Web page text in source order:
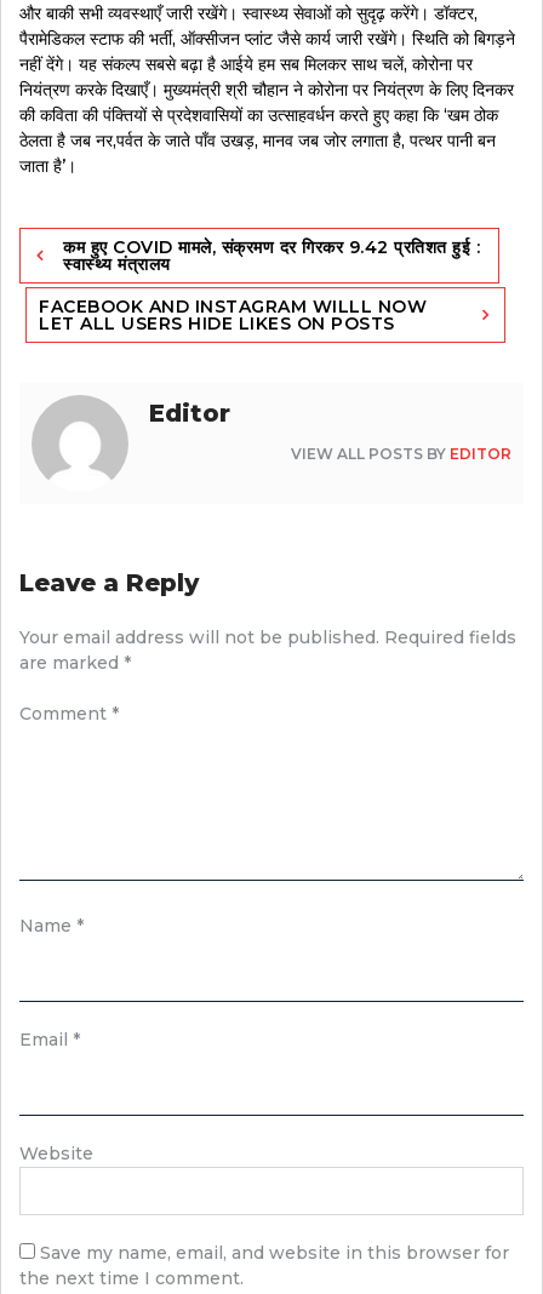
और बाकी सभी व्यवस्थाएँ जारी रखेंगे। स्वास्थ्य सेवाओं को सुदृढ़ करेंगे। डॉक्टर,
पैरामेडिकल स्टाफ की भर्ती, ऑक्सीजन प्लांट जैसे कार्य जारी रखेंगे। स्थिति को बिगड़ने
नहीं देंगे। यह संकल्प सबसे बढ़ा है आईये हम सब मिलकर साथ चलें, कोरोना पर
नियंत्रण करके दिखाएँ। मुख्यमंत्री श्री चौहान ने कोरोना पर नियंत्रण के लिए दिनकर
की कविता की पंक्तियों से प्रदेशवासियों का उत्साहवर्धन करते हुए कहा कि ‘खम ठोक
ठेलता है जब नर,पर्वत के जाते पाँव उखड़, मानव जब जोर लगाता है, पत्थर पानी बन
जाता है’।
Post
navigation
कम हुए COVID मामले, संक्रमण दर गिरकर 9.42 प्रतिशत हुई :
स्वास्थ्य मंत्रालय
FACEBOOK AND INSTAGRAM WILLL NOW
LET ALL USERS HIDE LIKES ON POSTS
Editor
VIEW ALL POSTS BY EDITOR
Leave a Reply
Your email address will not be published. Required fields
are marked *
Comment *
Name *
Email *
Website
Save my name, email, and website in this browser for
the next time I comment.